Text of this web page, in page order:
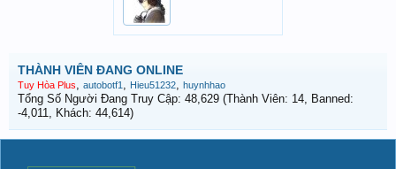
THÀNH VIÊN ĐANG ONLINE
Tuy Hòa Plus, autobotf1 , Hieu51232, huynhhao
Tổng Số Người Đang Truy Cập: 48,629 (Thành Viên: 14, Banned:
-4,011, Khách: 44,614)